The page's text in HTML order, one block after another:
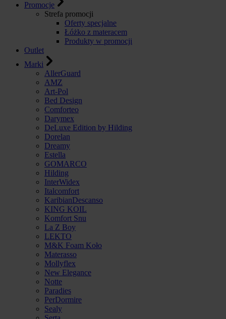
Promocje
Strefa promocji
Oferty specjalne
Łóżko z materacem
Produkty w promocji
Outlet
Marki
AllerGuard
AMZ
Art-Pol
Bed Design
Comforteo
Darymex
DeLuxe Edition by Hilding
Dorelan
Dreamy
Estella
GOMARCO
Hilding
InterWidex
Italcomfort
KaribianDescanso
KING KOIL
Komfort Snu
La Z Boy
LEKTO
M&K Foam Koło
Materasso
Mollyflex
New Elegance
Notte
Paradies
PerDormire
Sealy